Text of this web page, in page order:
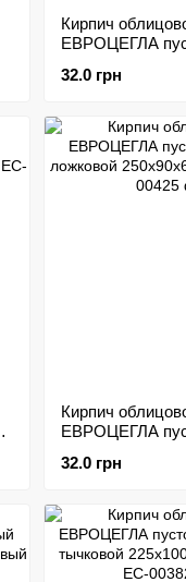
Кирпич
ЕВРОЦЕГЛА
250х100х65мм
32.0 грн
Кирпич
ЕВРОЦЕГЛА
желтый
32.0 грн